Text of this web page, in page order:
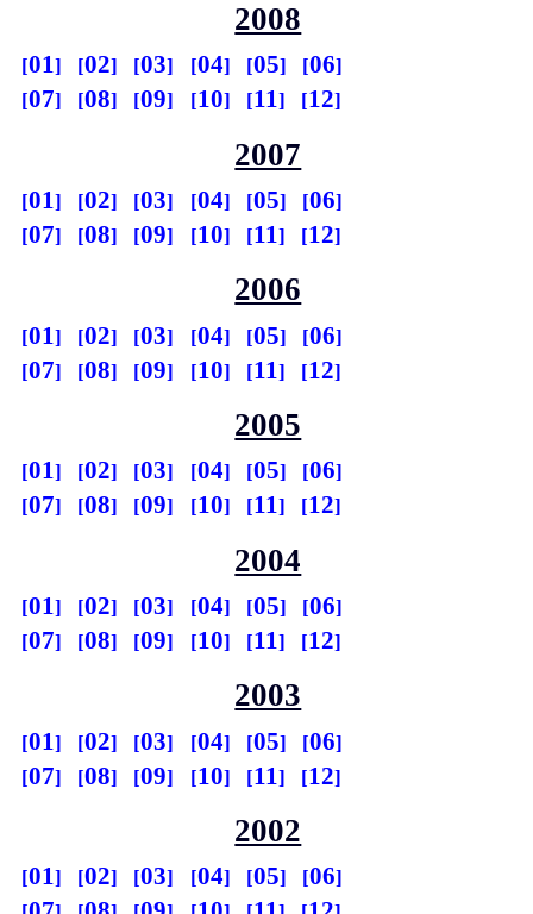
2008
01 02 03 04 05
06
07
08 09 10 11 12
2007
01 02 03 04 05
06
07
08 09 10 11 12
2006
01 02 03 04 05
06
07
08 09 10 11 12
2005
01 02 03 04 05
06
07
08 09 10 11 12
2004
01 02 03 04 05
06
07
08 09 10 11 12
2003
01 02 03 04 05
06
07
08 09 10 11 12
2002
01 02 03 04 05
06